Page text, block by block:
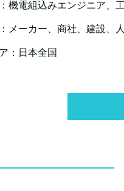
機電組込みエンジニア、
メーカー、商社、建設
：日本全国